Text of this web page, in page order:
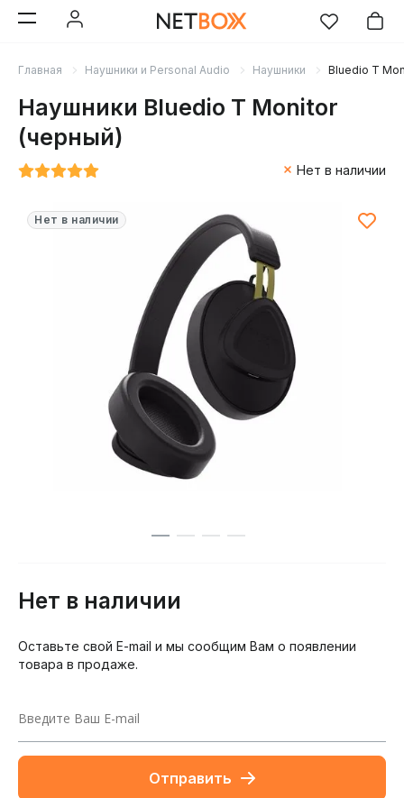
Главная Наушники и Personal Audio Наушники Bluedio T
Наушники Bluedio T Monitor
(черный)
Нет в наличии
Нет в наличии
Нет в наличии
Оставьте свой E-mail и мы сообщим Вам о появлении
товара в продаже.
Отправить